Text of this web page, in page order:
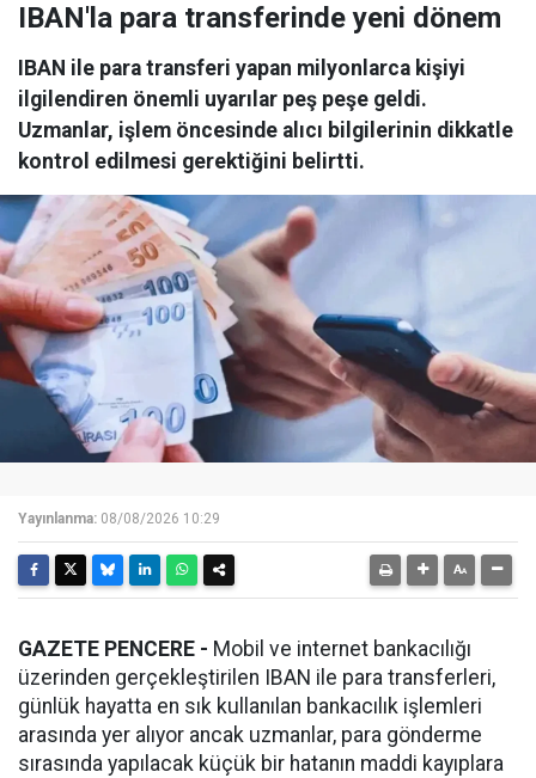
IBAN'la para transferinde yeni dönem
IBAN ile para transferi yapan milyonlarca kişiyi
ilgilendiren önemli uyarılar peş peşe geldi.
Uzmanlar, işlem öncesinde alıcı bilgilerinin dikkatle
kontrol edilmesi gerektiğini belirtti.
Yayınlanma: 08/08/2026 10:29
GAZETE PENCERE - Mobil ve internet bankacılığı
üzerinden gerçekleştirilen IBAN ile para transferleri,
günlük hayatta en sık kullanılan bankacılık işlemleri
arasında yer alıyor ancak uzmanlar, para gönderme
sırasında yapılacak küçük bir hatanın maddi kayıplara